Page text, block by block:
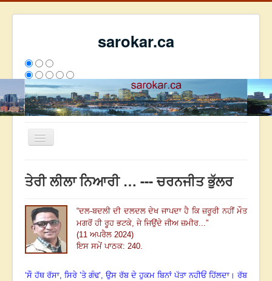
sarokar.ca
Toggle
ਰਚਨਾਵਾਂ
ਸਰੋਕਾਰ ਦੇ ਲੇਖਕ
ਸੰਪਰਕ
We have 132 guests and no members online
ਤੇਰੀ ਲੀਲਾ ਨਿਆਰੀ … --- ਚਰਨਜੀਤ ਭੁੱਲਰ
“ਦਲ-ਬਦਲੀ ਦੀ ਦਲਦਲ ਦੇਖ ਜਾਪਦਾ ਹੈ ਕਿ ਜ਼ਰੂਰੀ ਨਹੀਂ ਮੌਤ
ਮਗਰੋਂ ਹੀ ਰੂਹ ਭਟਕੇ, ਜੇ ਜਿਉਂਦੇ ਜੀਅ ਜ਼ਮੀਰ...”
(11 ਅਪਰੈਲ 2024)
ਇਸ ਸਮੇਂ ਪਾਠਕ: 240.
‘ਸੌ ਹੱਥ ਰੱਸਾ, ਸਿਰੇ ’ਤੇ ਗੰਢ’, ਉਸ ਰੱਬ ਦੇ ਹੁਕਮ ਬਿਨਾਂ ਪੱਤਾ ਨਹੀਓਂ ਹਿੱਲਦਾ । ਰੱਬ